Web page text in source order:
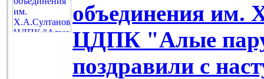
объединения им.
ЦДПК "Алые
поздравили с